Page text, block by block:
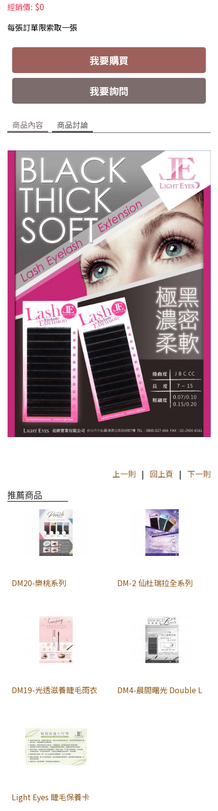
經銷價: $0
每張訂單限索取一張
我要購買
我要詢問
商品內容 商品討論
上一則 | 回上頁 | 下一則
推薦商品
DM20-樂桃系列 DM-2 仙杜瑞拉全系列
DM19-光透滋養睫毛雨衣 DM4-晨間曙光 Double L
Light Eyes 睫毛保養卡